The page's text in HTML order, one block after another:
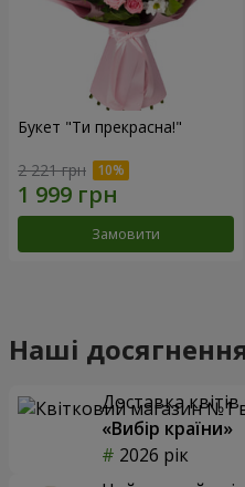
Букет "Ти прекрасна!"
2 221 грн
Замовити
Наші
Доставка
«Вибір країни»
2026 рік